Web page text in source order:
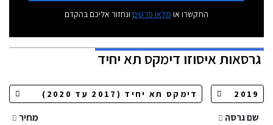
התקשרו או מלאו פרטים ונחזור אליכם בהקדם
גרסאותאיסוזו דימקס תא יחיד
שם גרסה
מחיר